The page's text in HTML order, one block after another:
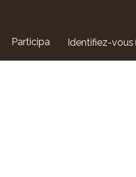
Participa Identifiez-vous